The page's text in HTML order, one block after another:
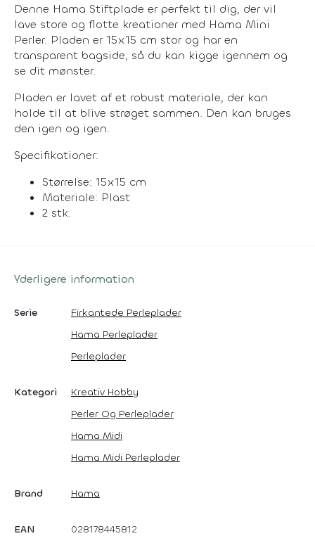
Denne Hama Stiftplade er perfekt til dig, der vil
lave store og flotte kreationer med Hama Mini
Perler. Pladen er 15x15 cm stor og har en
transparent bagside, så du kan kigge igennem og
se dit mønster.
Pladen er lavet af et robust materiale, der kan
holde til at blive strøget sammen. Den kan bruges
den igen og igen.
Specifikationer:
Størrelse: 15x15 cm
Materiale: Plast
2 stk.
Yderligere information
Serie
Firkantede Perleplader
Hama Perleplader
Perleplader
Kategori
Kreativ Hobby
Perler Og Perleplader
Hama Midi
Hama Midi Perleplader
Brand Hama
EAN 028178445812